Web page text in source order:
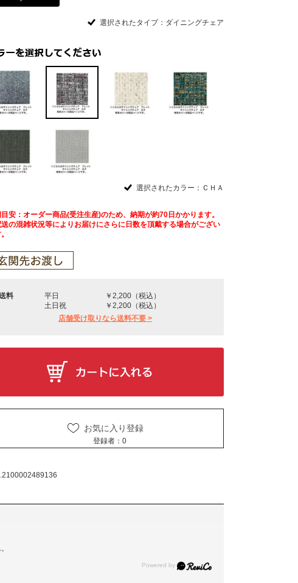
選択されたタイプ：ダイニングチェア
選択されたカラー：ＣＨＡ
安：オーダー商品(受注生産)のため、納期が約70日かかります。
の混雑状況等によりお届けにさらに日数を頂戴する場合がござい
料 平日
￥2,200（税込）
土日祝
￥2,200（税込）
店舗受け取りなら送料不要 >
お気に入り登録
登録者： 0